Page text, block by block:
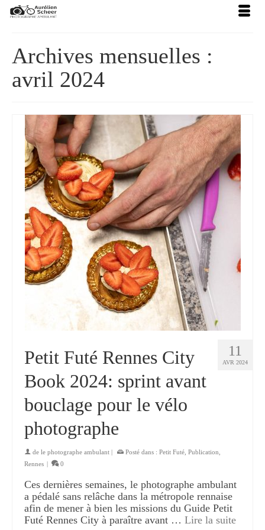
Archives mensuelles :
avril 2024
11
AVR 2024
Petit Futé Rennes City
Book 2024: sprint avant
bouclage pour le vélo
photographe
de le photographe ambulant | Posté dans : Petit Futé Publication
Rennes | 0
Ces dernières semaines, le photographe ambulant
a pédalé sans relâche dans la métropole rennaise
afin de mener à bien les missions du Guide Petit
Futé Rennes City à paraître avant … Lire la suite